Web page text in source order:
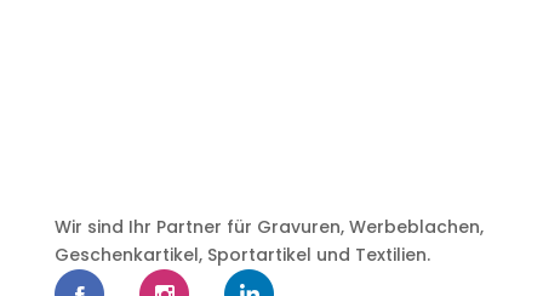
Wir sind Ihr Partner für Gravuren, Werbeblachen,
Geschenkartikel, Sportartikel und Textilien.